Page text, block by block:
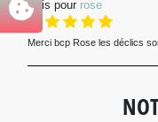
Avis pour rose
Merci bcp Rose les déclics